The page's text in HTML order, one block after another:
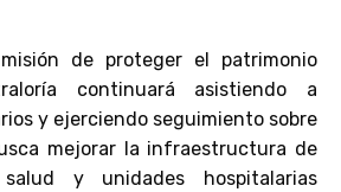
de proteger el patrimonio
continuará asistiendo a
y ejerciendo seguimiento sobre
mejorar la infraestructura de
y unidades hospitalarias